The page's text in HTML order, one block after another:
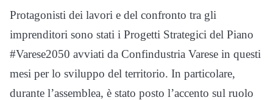
Protagonisti dei lavori e del confronto tra gli
imprenditori sono stati i Progetti Strategici del Piano
#Varese2050 avviati da Confindustria Varese in questi
mesi per lo sviluppo del territorio. In particolare,
durante l’assemblea, è stato posto l’accento sul ruolo